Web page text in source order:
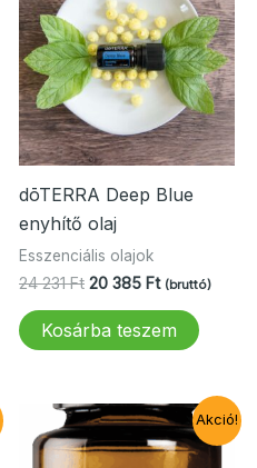
dōTERRA Deep Blue
enyhítő olaj
Esszenciális olajok
24 231Ft Original
was:
24
20 385 FtCurrent
20
(bruttó)
Kosárba teszem
Akció!